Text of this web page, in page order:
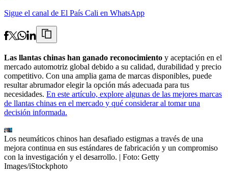
Sigue el canal de El País Cali en WhatsApp
Las llantas chinas han ganado reconocimiento y aceptación en el
mercado automotriz global debido a su calidad, durabilidad y precio
competitivo. Con una amplia gama de marcas disponibles, puede
resultar abrumador elegir la opción más adecuada para tus
necesidades. En este artículo, explore algunas de las mejores marcas
de llantas chinas en el mercado y qué considerar al tomar una
decisión informada.
Los neumáticos chinos han desafiado estigmas a través de una
mejora continua en sus estándares de fabricación y un compromiso
con la investigación y el desarrollo. | Foto: Getty
Images/iStockphoto